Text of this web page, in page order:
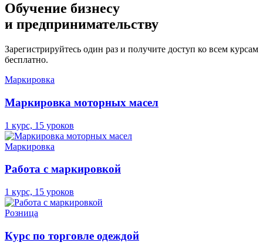
Обучение бизнесу
и предпринимательству
Зарегистрируйтесь один раз и получите доступ ко всем курсам
бесплатно.
Маркировка
Маркировка моторных масел
1 курс, 15 уроков
Маркировка
Работа с маркировкой
1 курс, 15 уроков
Розница
Курс по торговле одеждой